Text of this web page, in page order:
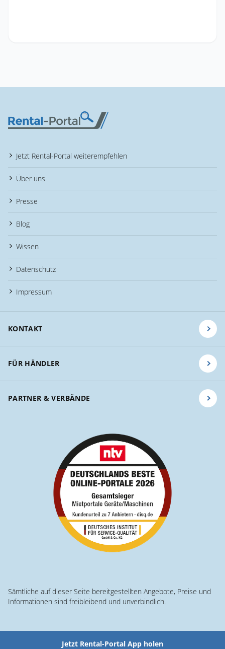
Jetzt Rental-Portal weiterempfehlen
Über uns
Presse
Blog
Wissen
Datenschutz
Impressum
KONTAKT
FÜR HÄNDLER
PARTNER & VERBÄNDE
Sämtliche auf dieser Seite bereitgestellten Angebote, Preise und
Informationen sind freibleibend und unverbindlich.
Jetzt Rental-Portal App holen